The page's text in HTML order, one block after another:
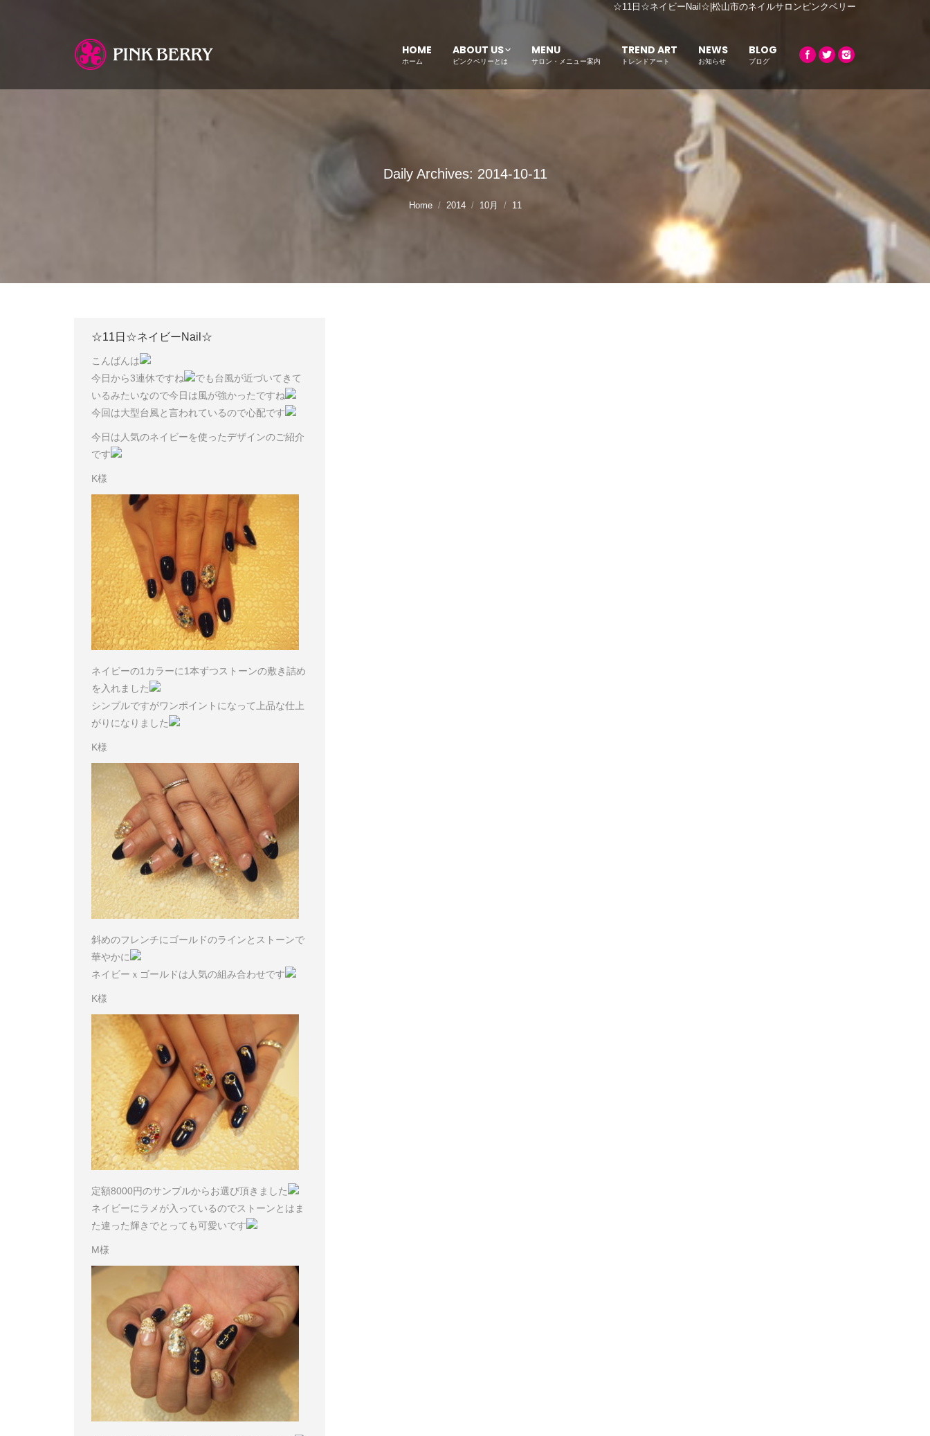
☆11日☆ネイビーNail☆|松山市のネイルサロンピンクベリー
HOME
ホーム
ABOUT US
ピンクベリーとは
MENU
サロン・メニュー案内
TREND ART
トレンドアート
NEWS
お知らせ
BLOG
ブログ
Daily Archives: 2014-10-11
Home 2014 10月 11
☆11日☆ネイビーNail☆
こんばんは
今日から3連休ですね
でも台風が近づいてきて
いるみたいなので今日は風が強かったですね
今回は大型台風と言われているので心配です
今日は人気のネイビーを使ったデザインのご紹介
です
K様
ネイビーの1カラーに1本ずつストーンの敷き詰め
を入れました
シンプルですがワンポイントになって上品な仕上
がりになりました
K様
斜めのフレンチにゴールドのラインとストーンで
華やかに
ネイビーｘゴールドは人気の組み合わせです
K様
定額8000円のサンプルからお選び頂きました
ネイビーにラメが入っているのでストーンとはま
た違った輝きでとっても可愛いです
M様